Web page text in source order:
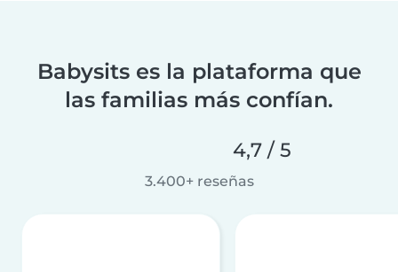
Babysits es la plataforma que
las familias más confían.
4,7 / 5
3.400+ reseñas